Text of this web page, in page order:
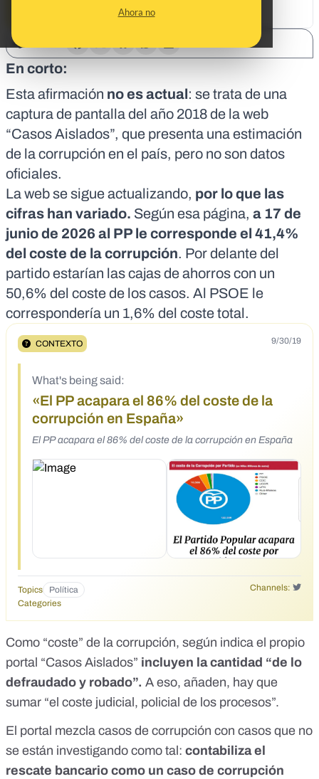
Ahora no
En corto:
Esta afirmación no es actual: se trata de una
captura de pantalla del año 2018 de la web
“Casos Aislados”, que presenta una estimación
de la corrupción en el país, pero no son datos
oficiales.
La web se sigue actualizando, por lo que las
cifras han variado. Según esa página, a 17 de
junio de 2026 al PP le corresponde el 41,4%
del coste de la corrupción. Por delante del
partido estarían las cajas de ahorros con un
50,6% del coste de los casos. Al PSOE le
correspondería un 1,6% del coste total.
CONTEXTO 9/30/19
What's being said:
«El PP acapara el 86% del coste de la
corrupción en España»
El PP acapara el 86% del coste de la corrupción en España
Topics Política
Channels:
Categories
Como “coste” de la corrupción, según indica el propio
portal “Casos Aislados” incluyen la cantidad “de lo
defraudado y robado”. A eso, añaden, hay que
sumar “el coste judicial, policial de los procesos”.
El portal mezcla casos de corrupción con casos que no
se están investigando como tal: contabiliza el
rescate bancario como un caso de corrupción